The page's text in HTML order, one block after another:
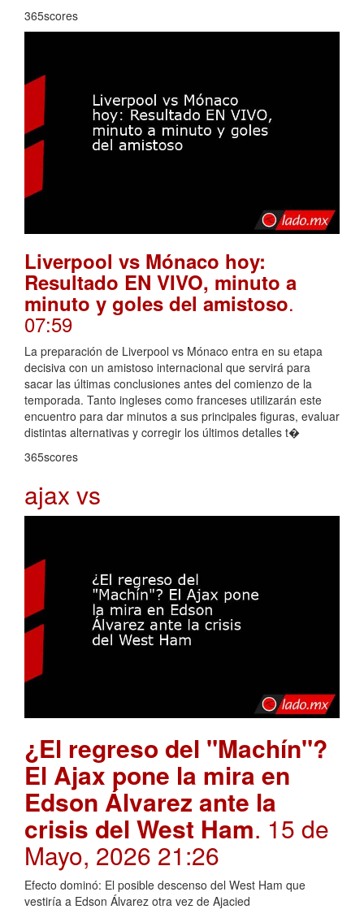
365scores
Liverpool vs Mónaco hoy:
Resultado EN VIVO, minuto a
minuto y goles del amistoso.
07:59
La preparación de Liverpool vs Mónaco entra en su etapa
decisiva con un amistoso internacional que servirá para
sacar las últimas conclusiones antes del comienzo de la
temporada. Tanto ingleses como franceses utilizarán este
encuentro para dar minutos a sus principales figuras, evaluar
distintas alternativas y corregir los últimos detalles t�
365scores
ajax vs
¿El regreso del "Machín"?
El Ajax pone la mira en
Edson Álvarez ante la
crisis del West Ham. 15 de
Mayo, 2026 21:26
Efecto dominó: El posible descenso del West Ham que
vestiría a Edson Álvarez otra vez de Ajacied